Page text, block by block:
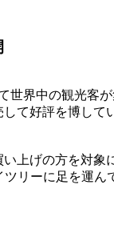
界中の観光客
て好評を博し
上げの方を対
リーに足を運